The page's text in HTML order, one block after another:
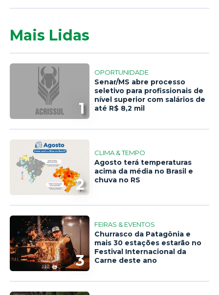
Mais Lidas
1
OPORTUNIDADE
Senar/MS abre processo
seletivo para profissionais de
nível superior com salários de
até R$ 8,2 mil
2
CLIMA & TEMPO
Agosto terá temperaturas
acima da média no Brasil e
chuva no RS
3
FEIRAS & EVENTOS
Churrasco da Patagônia e
mais 30 estações estarão no
Festival Internacional da
Carne deste ano